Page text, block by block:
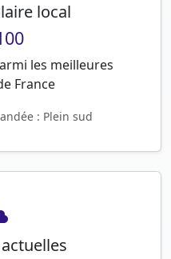
local
les meilleures
France
: Plein sud